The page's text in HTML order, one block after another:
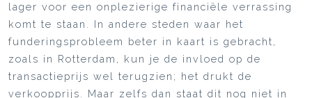
lager voor een onplezierige financiële verrassing
komt te staan. In andere steden waar het
funderingsprobleem beter in kaart is gebracht,
zoals in Rotterdam, kun je de invloed op de
transactieprijs wel terugzien; het drukt de
verkoopprijs. Maar zelfs dan staat dit nog niet in